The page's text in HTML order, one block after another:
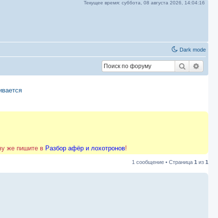
Текущее время: суббота, 08 августа 2026, 14:04:17
Dark mode
Поиск
же пишите в Разбор афёр и лохотронов!
1 сообщение • Страница 1 из 1